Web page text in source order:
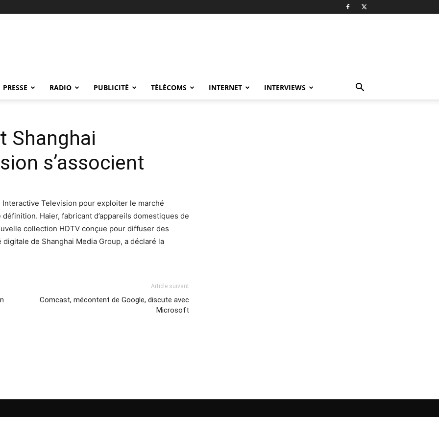
PRESSE RADIO PUBLICITÉ TÉLÉCOMS INTERNET INTERVIEWS
Shanghai
s’associent
Interactive Television pour exploiter le marché
Haier, fabricant d’appareils domestiques de
collection HDTV conçue pour diffuser des
de Shanghai Media Group, a déclaré la
Article suivant
Comcast, mécontent de Google, discute avec
Microsoft